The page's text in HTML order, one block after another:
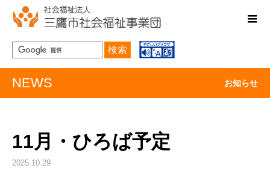
検索
NEWS お知らせ
11月・ひろば予定
2025.10.29